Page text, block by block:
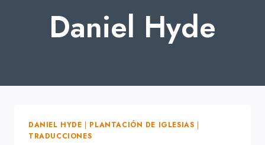
Daniel Hyde
DANIEL HYDE | PLANTACIÓN DE IGLESIAS |
TRADUCCIONES